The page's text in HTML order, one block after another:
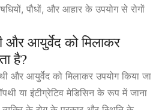
पौधों, और आहार के उपयोग से रोगों
और आयुर्वेद को मिलाकर
है?
और आयुर्वेद को मिलाकर उपयोग किया जा
या इंटीग्रेटिव मेडिसिन के रूप में जाना